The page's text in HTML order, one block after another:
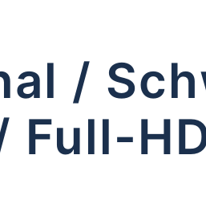
/
Full-